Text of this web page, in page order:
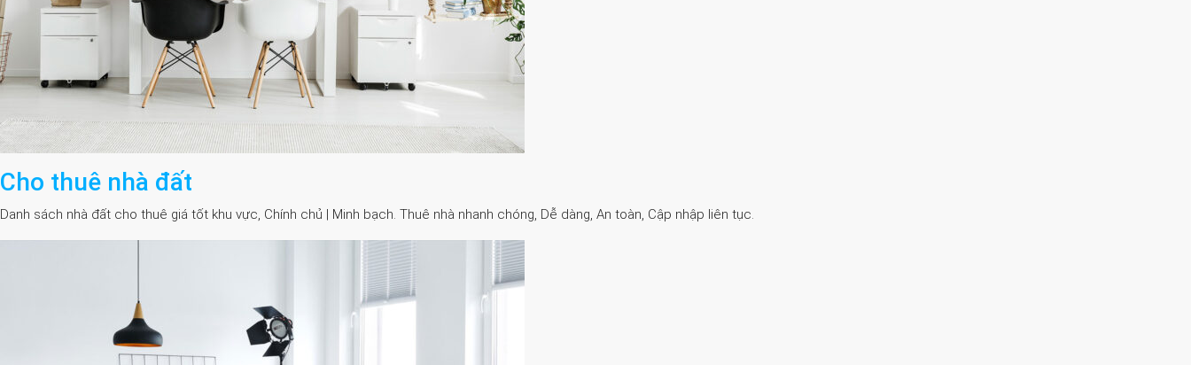
Cho thuê nhà đất
Danh sách nhà đất cho thuê giá tốt khu vực, Chính chủ | Minh bạch. Thuê nhà nhanh chóng, Dễ dàng, An toàn, Cập nhập liên tục.